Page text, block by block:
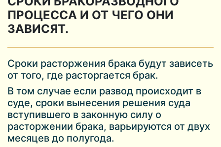
ПРОЦЕССА И ОТ ЧЕГО ОНИ
ЗАВИСЯТ.
Сроки расторжения брака будут зависеть
от того, где расторгается брак.
В том случае если развод происходит в
суде, сроки вынесения решения суда
вступившего в законную силу о
расторжении брака, варьируются от двух
месяцев до полугода.